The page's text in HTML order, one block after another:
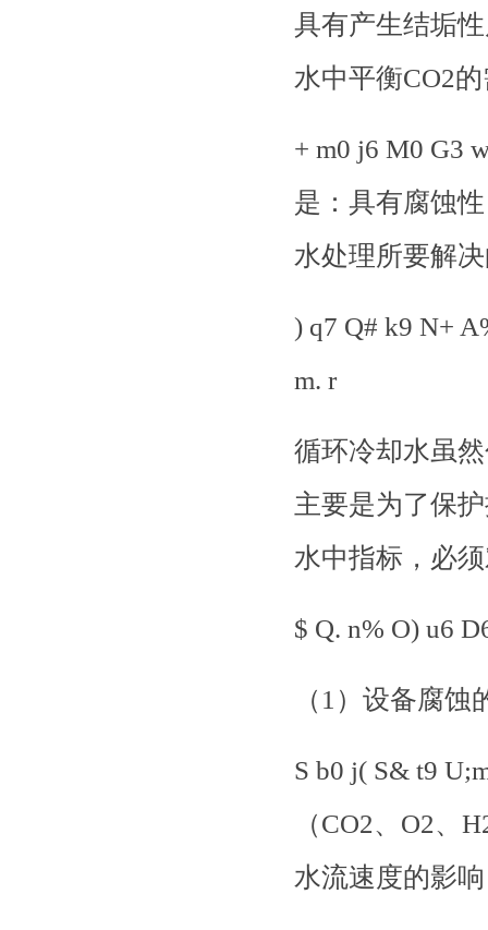
具有产生结垢
水中平衡CO2
+ m0 j6 M0 G3
是：具有腐蚀
水处理所要解
) q7 Q# k9 N+
m. r
循环冷却水虽
主要是为了保
水中指标，必
$ Q. n% O) u6
（ 1）设备腐蚀
S b0 j( S& t9
（CO2、O2
水流速度的影